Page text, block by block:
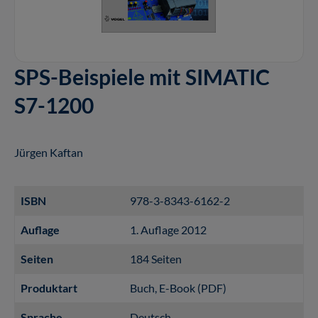
SPS-Beispiele mit SIMATIC
S7-1200
Jürgen Kaftan
ISBN 978-3-8343-6162-2
Auflage 1. Auflage 2012
Seiten 184 Seiten
Produktart Buch , E-Book (PDF)